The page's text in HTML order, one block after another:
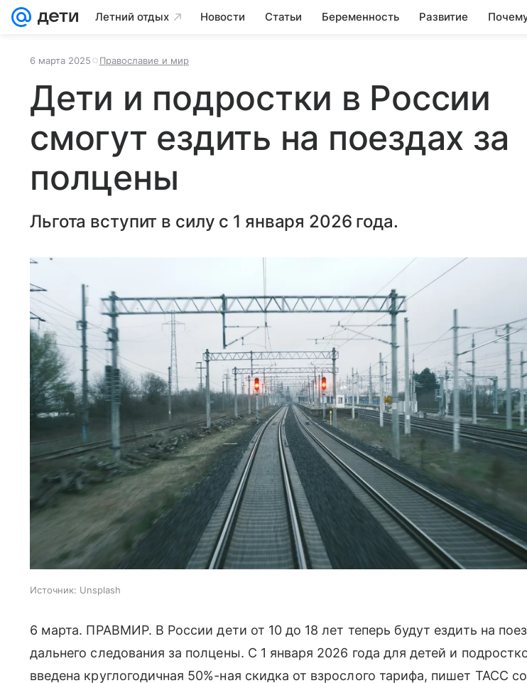
Летний отдых Новости Статьи Беременность Развитие
6 марта 2025 Православие и мир
Дети и подростки в России
смогут ездить на поездах за
полцены
Льгота вступит в силу с 1 января 2026 года.
Источник: Unsplash
6 марта. ПРАВМИР. В России дети от 10 до 18 лет теперь будут ездить на
дальнего следования за полцены. С 1 января 2026 года для детей и
введена круглогодичная 50%-ная скидка от взрослого тарифа, пишет ТАСС со